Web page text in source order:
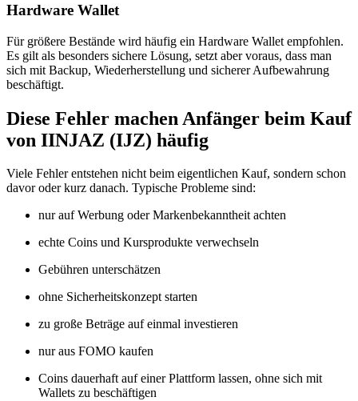
Hardware Wallet
Für größere Bestände wird häufig ein Hardware Wallet empfohlen.
Es gilt als besonders sichere Lösung, setzt aber voraus, dass man
sich mit Backup, Wiederherstellung und sicherer Aufbewahrung
beschäftigt.
Diese Fehler machen Anfänger beim Kauf
von IINJAZ (IJZ) häufig
Viele Fehler entstehen nicht beim eigentlichen Kauf, sondern schon
davor oder kurz danach. Typische Probleme sind:
nur auf Werbung oder Markenbekanntheit achten
echte Coins und Kursprodukte verwechseln
Gebühren unterschätzen
ohne Sicherheitskonzept starten
zu große Beträge auf einmal investieren
nur aus FOMO kaufen
Coins dauerhaft auf einer Plattform lassen, ohne sich mit
Wallets zu beschäftigen